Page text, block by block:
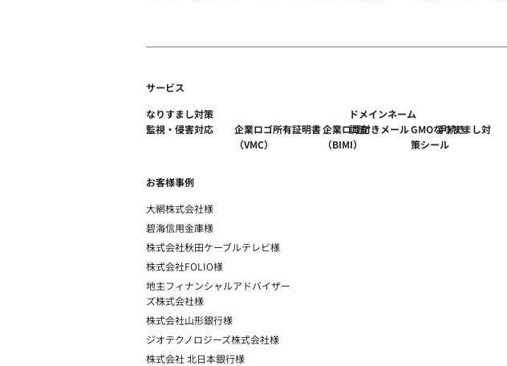
サービス
なりすまし対策
監視・侵害対応
企業ロゴ所有証明書
（VMC）
企業ロゴ付きメール
（BIMI）
GMOなりすまし対
策シール
ドメインネーム
調査
手続き
お客様事例
大網株式会社様
碧海信用金庫様
株式会社秋田ケーブルテレビ様
株式会社FOLIO様
地主フィナンシャルアドバイザー
ズ株式会社様
株式会社山形銀行様
ジオテクノロジーズ株式会社様
株式会社 北日本銀行様